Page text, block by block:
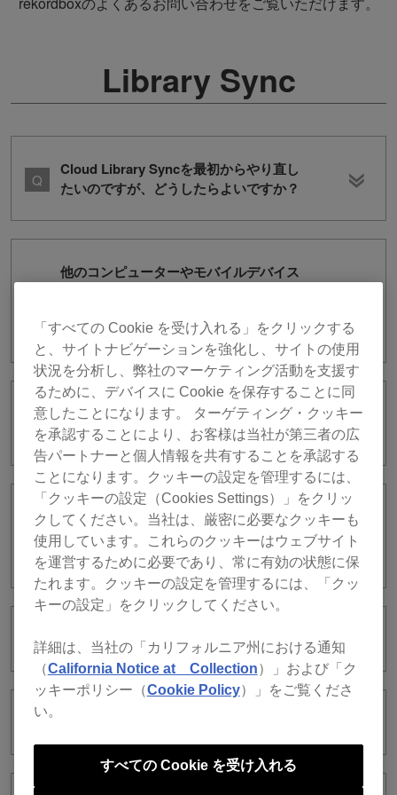
Library Sync
Cloud Library Syncを最初からやり直し
たいのですが、どうしたらよいですか？
他のコンピューターやモバイルデバイス
Auto Uploadが有効になりません。
Dropboxアカウントとの同期ができませ
ん。どうすればよいですか？
rekordboxで楽曲ファイルをアップロー
ドした後、iTunes/Apple Music Appで楽
曲が再生できなくなってしまいました。
Library Syncとは何ですか？
「すべての Cookie を受け入れる」をクリックする
と、サイトナビゲーションを強化し、サイトの使用
状況を分析し、弊社のマーケティング活動を支援す
るために、デバイスに Cookie を保存することに同
意したことになります。 ターゲティング・クッキー
を承認することにより、お客様は当社が第三者の広
告パートナーと個人情報を共有することを承認する
ことになります。クッキーの設定を管理するには、
「クッキーの設定（Cookies Settings）」をクリッ
クしてください。当社は、厳密に必要なクッキーも
使用しています。これらのクッキーはウェブサイト
を運営するために必要であり、常に有効の状態に保
たれます。クッキーの設定を管理するには、「クッ
キーの設定」をクリックしてください。
詳細は、当社の「カリフォルニア州における通知
（California Notice at Collection）」および「ク
ッキーポリシー（Cookie Policy）」をご覧くださ
い。
すべての Cookie を受け入れる